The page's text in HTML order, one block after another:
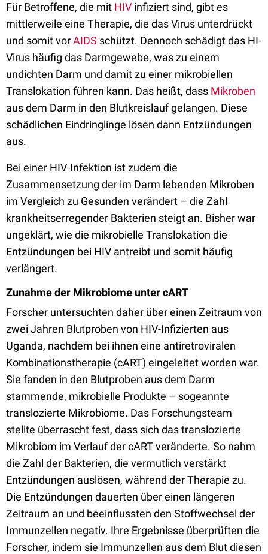
Für Betroffene, die mit HIV infiziert sind, gibt es
mittlerweile eine Therapie, die das Virus unterdrückt
und somit vorAIDS schützt. Dennoch schädigt das HI-
Virus häufig das Darmgewebe, was zu einem
undichten Darm und damit zu einer mikrobiellen
Translokation führen kann. Das heißt, dass Mikroben
aus dem Darm in den Blutkreislauf gelangen. Diese
schädlichen Eindringlinge lösen dann Entzündungen
aus.
Bei einer HIV-Infektion ist zudem die
Zusammensetzung der im Darm lebenden Mikroben
im Vergleich zu Gesunden verändert – die Zahl
krankheitserregender Bakterien steigt an. Bisher war
ungeklärt, wie die mikrobielle Translokation die
Entzündungen bei HIV antreibt und somit häufig
verlängert.
Zunahme der Mikrobiome unter cART
Forscher untersuchten daher über einen Zeitraum von
zwei Jahren Blutproben von HIV-Infizierten aus
Uganda, nachdem bei ihnen eine antiretroviralen
Kombinationstherapie (cART) eingeleitet worden war.
Sie fanden in den Blutproben aus dem Darm
stammende, mikrobielle Produkte – sogeannte
translozierte Mikrobiome. Das Forschungsteam
stellte überrascht fest, dass sich das translozierte
Mikrobiom im Verlauf der cART veränderte. So nahm
die Zahl der Bakterien, die vermutlich verstärkt
Entzündungen auslösen, während der Therapie zu.
Die Entzündungen dauerten über einen längeren
Zeitraum an und beeinflussten den Stoffwechsel der
Immunzellen negativ. Ihre Ergebnisse überprüften die
Forscher, indem sie Immunzellen aus dem Blut diesen